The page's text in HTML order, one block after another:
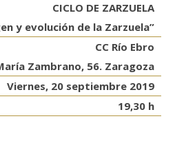
CICLO DE ZARZUELA
y evolución de la Zarzuela”
CC Río Ebro
Zambrano, 56. Zaragoza
Viernes, 20 septiembre 2019
19,30 h